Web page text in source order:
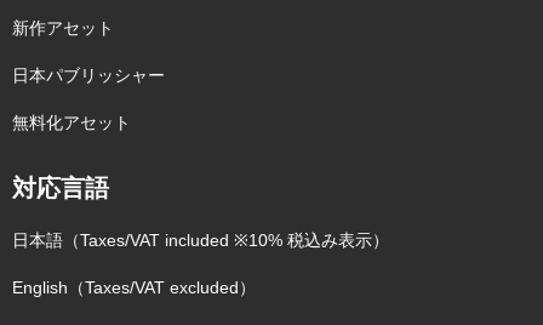
新作アセット
日本パブリッシャー
無料化アセット
対応言語
日本語（Taxes/VAT included ※10% 税込み表示）
English（Taxes/VAT excluded）